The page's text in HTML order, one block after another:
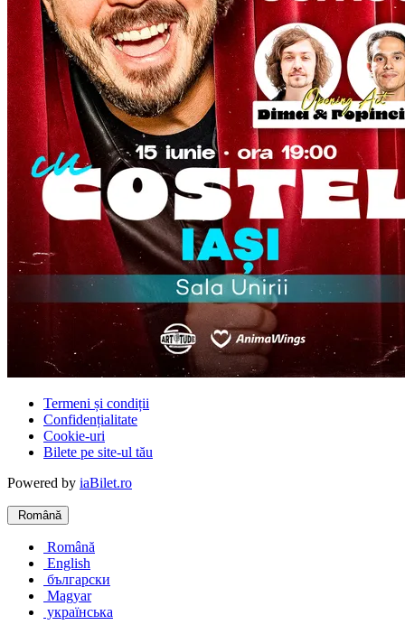
Termeni și condiții
Confidențialitate
Cookie-uri
Bilete pe site-ul tău
Powered by iaBilet.ro
Română
Română
English
български
Magyar
українська